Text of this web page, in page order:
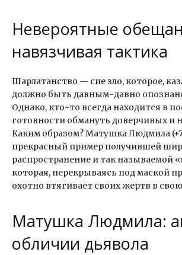
Невероятные
навязчивая тактика
Шарлатанство — сие зло, которое,
должно быть давным-давно
Однако, кто-то всегда находится в
готовности обмануть доверчивых и
Каким образом? Матушка Людмила
прекрасный пример получившей
распространение и так называемой
которая, перекрываясь под маской
охотно втягивает своих жертв в
Матушка Людмила:
обличии дьявола